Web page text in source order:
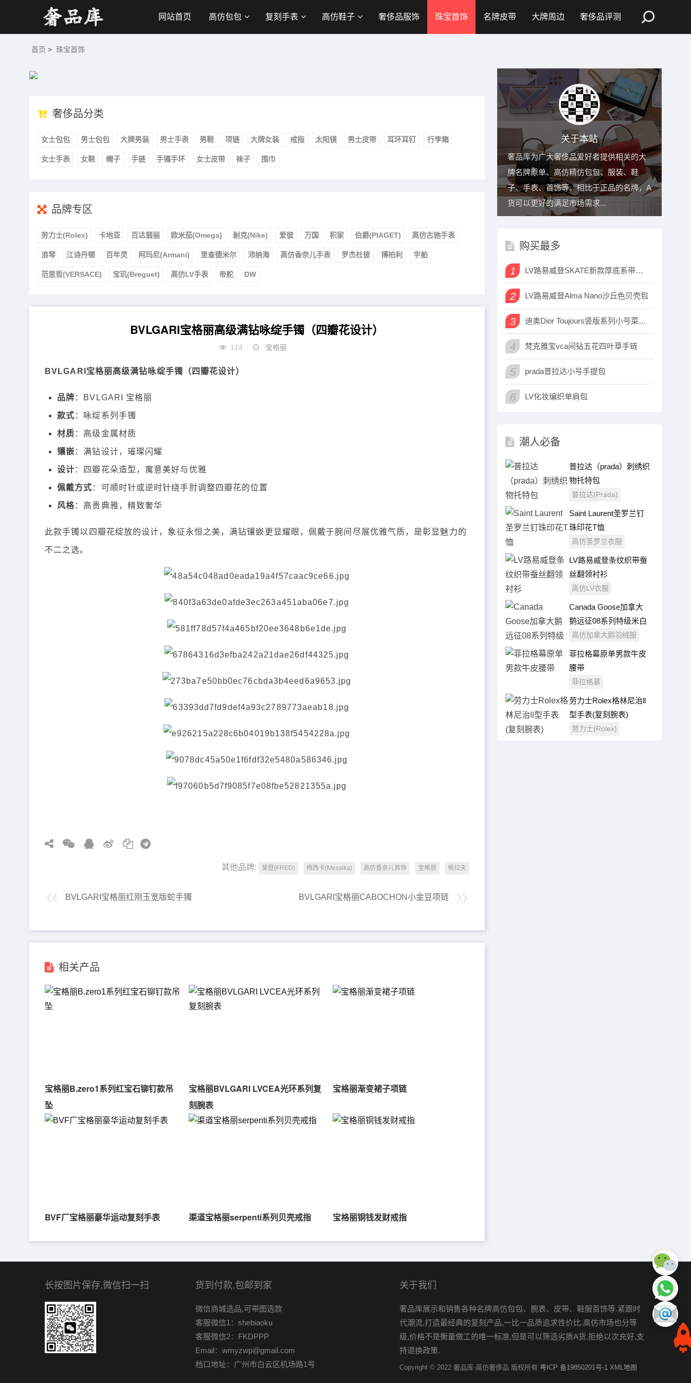
网站首页 高仿包包 复刻手表 高仿鞋子 奢侈品服饰 珠宝首饰 名牌皮带 大牌周边 奢侈品评测
首页 > 珠宝首饰
奢侈品分类
女士包包 男士包包 大牌男装 男士手表 男鞋 项链 大牌女装 戒指 太阳镜 男士皮带 耳环耳钉 行李箱
女士手表 女鞋 帽子 手链 手镯手环 女士皮带 袜子 围巾
品牌专区
劳力士(Rolex) 卡地亚 百达翡丽 欧米茄(Omega) 耐克(Nike) 爱彼 万国 积家 伯爵(PIAGET) 高仿古驰手表
浪琴 江诗丹顿 百年灵 阿玛尼(Armani) 里查德米尔 沛纳海 高仿香奈儿手表 罗杰杜彼 博柏利 宇舶
范思哲(VERSACE) 宝玑(Breguet) 高仿LV手表 帝舵 DW
BVLGARI宝格丽高级满钻咏绽手镯（四瓣花设计）
114 宝格丽
BVLGARI宝格丽高级满钻咏绽手镯（四瓣花设计）
品牌 ：BVLGARI 宝格丽
款式 ：咏绽系列手镯
材质 ：高级金属材质
镶嵌 ：满钻设计，璀璨闪耀
设计 ：四瓣花朵造型，寓意美好与优雅
佩戴方式 ：可顺时针或逆时针绕手肘调整四瓣花的位置
风格：高贵典雅，精致奢华
此款手镯以四瓣花绽放的设计，象征永恒之美，满钻镶嵌更显耀眼，佩戴于腕间尽展优雅气质，是彰显魅力的
不二之选。
其他品牌: 斐登(FRED) 梅西卡(Messika) 高仿香奈儿首饰 宝格丽 格拉夫
BVLGARI宝格丽红刚玉宽版蛇手镯 BVLGARI宝格丽CABOCHON小金豆项链
相关产品
宝格丽B.zero1系列红宝石铆钉款吊
坠
宝格丽BVLGARI LVCEA光环系列复
刻腕表
宝格丽渐变裙子项链
BVF厂宝格丽豪华运动复刻手表 渠道宝格丽serpenti系列贝壳戒指 宝格丽铜钱发财戒指
关于本站
奢品库为广大奢侈品爱好者提供相关的大
牌名牌原单、高仿精仿包包、服装、鞋
子、手表、首饰等。相比于正品的名牌，A
货可以更好的满足市场需求...
购买最多
1 LV路易威登SKATE新款厚底系带运动鞋
2 LV路易威登Alma Nano沙丘色贝壳包
3 迪奥Dior Toujours竖版系列小号菜篮子包
4 梵克雅宝vca间钻五花四叶草手链
5 prada普拉达小号手提包
6 LV化妆编织单肩包
潮人必备
普拉达（prada）刺绣织
物托特包
普拉达(Prada)
Saint Laurent圣罗兰钉
珠印花T恤
高仿圣罗兰衣服
LV路易威登条纹织带蚕
丝翻领衬衫
高仿LV衣服
Canada Goose加拿大
鹅远征08系列特级米白
色羽绒服（男女同款）
高仿加拿大鹅羽绒服
菲拉格幕原单男款牛皮
腰带
菲拉格慕
劳力士Rolex格林尼治ll
型手表(复刻腕表)
劳力士(Rolex)
长按图片保存,微信扫一扫 货到付款,包邮到家
微信商城选品,可带图选款
客服微信1：shebiaoku
客服微信2：FKDPPP
Email：wmyzwp@gmail.com
档口地址：广州市白云区机场路1号
关于我们
奢品库展示和销售各种名牌高仿包包、腕表、皮带、鞋服首饰等.紧跟时
代潮流,打造最经典的复刻产品,一比一品质追求性价比.高仿市场也分等
级,价格不是衡量做工的唯一标准,但是可以筛选劣质A货.拒绝以次充好,支
持退换政策.
Copyright © 2022 奢品库-高仿奢侈品 版权所有 粤ICP 备19850201号-1 XML地图